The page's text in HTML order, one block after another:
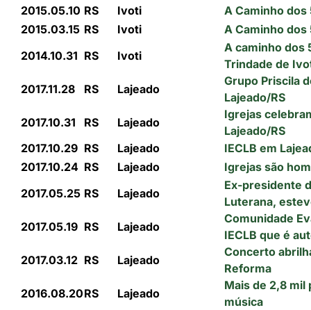
2015.05.10 RS Ivoti
A Caminho
2015.03.15 RS Ivoti
A Caminho
2014.10.31 RS Ivoti
A caminho dos
Trindade de
2017.11.28
RS Lajeado
Grupo Priscila
Lajeado/RS
2017.10.31
RS Lajeado
Igrejas
Lajeado/RS
2017.10.29 RS Lajeado
IECLB em
2017.10.24 RS Lajeado
Igrejas são
2017.05.25 RS Lajeado
Ex-presidente
Luterana,
2017.05.19 RS Lajeado
Comunidade
IECLB que é
2017.03.12 RS Lajeado
Concerto
Reforma
2016.08.20RS Lajeado
Mais de 2,8 mil
música